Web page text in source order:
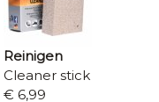
Reinigen
Cleaner stick
€ 6,99